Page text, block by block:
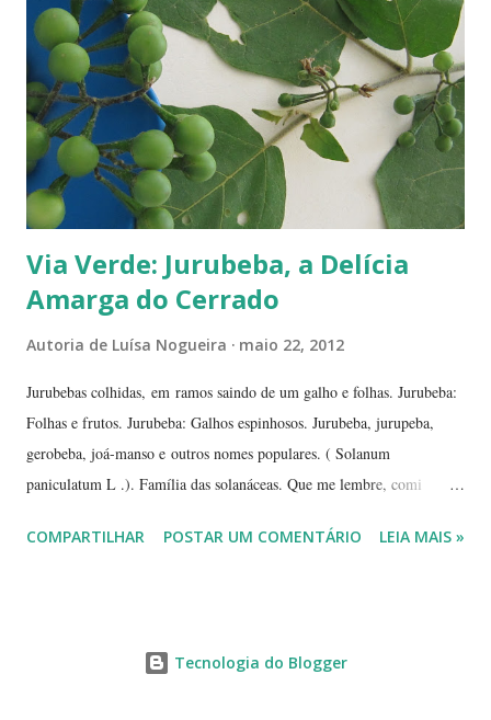
supermercados às feiras livres. Foi em uma dessas feiras que a
conheci. Compramos muitas. Quando a experimentei... Ah! Como é
de-li-ci-o-sa! Comecei a degustá-las e só parei porque me contaram
uma 'historinha': a de um brasileiro que, a...
Via Verde: Jurubeba, a Delícia
Amarga do Cerrado
Autoria de Luísa Nogueira maio 22, 2012
Jurubebas colhidas, em ramos saindo de um galho e folhas. Jurubeba:
Folhas e frutos. Jurubeba: Galhos espinhosos. Jurubeba, jurupeba,
gerobeba, joá-manso e outros nomes populares. ( Solanum
paniculatum L .). Família das solanáceas. Que me lembre, comi
Hidrolândia, interior de
COMPARTILHAR POSTAR UM COMENTÁRIO LEIA MAIS »
Tecnologia do Blogger